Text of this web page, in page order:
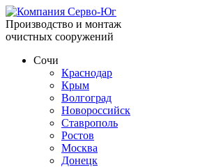
Производство и монтаж
очистных сооружений
Сочи
Краснодар
Крым
Волгоград
Новороссийск
Ставрополь
Ростов
Москва
Донецк